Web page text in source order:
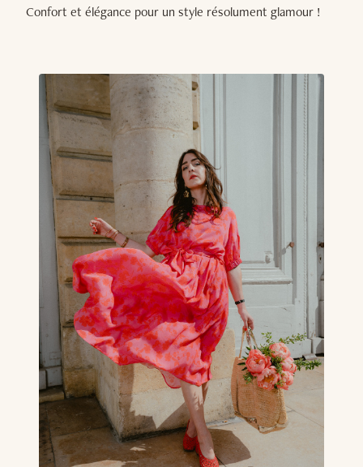
Confort et élégance pour un style résolument glamour !